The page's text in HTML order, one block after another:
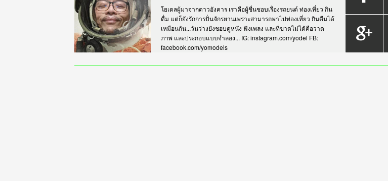
โยเดลผู้มาจากดาวอังคาร เราคือผู้ชื่นชอบเรื่องรถยนต์ ท่องเที่ยว กิน
ดื่ม แต่ก็ยังรักการปั่นจักรยานเพราะสามารถพาไปท่องเที่ยว กินดื่มได้
เหมือนกัน...วันว่างยังชอบดูหนัง ฟังเพลง และที่ขาดไม่ได้คือวาด
ภาพ และประกอบแบบจำลอง... IG: instagram.com/yodel FB:
facebook.com/yomodels